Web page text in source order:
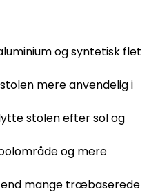
og syntetisk flet
mere anvendelig i
stolen efter sol og
og mere
end mange træbaserede